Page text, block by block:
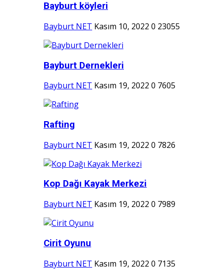
Bayburt köyleri
Bayburt NET Kasım 10, 2022 0 23055
Bayburt Dernekleri
Bayburt NET Kasım 19, 2022 0 7605
Rafting
Bayburt NET Kasım 19, 2022 0 7826
Kop Dağı Kayak Merkezi
Bayburt NET Kasım 19, 2022 0 7989
Cirit Oyunu
Bayburt NET Kasım 19, 2022 0 7135